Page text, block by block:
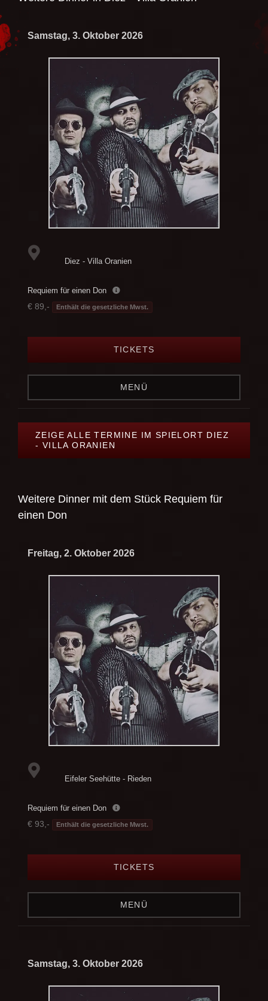
Samstag, 3. Oktober 2026
Diez - Villa Oranien
Requiem für einen Don
€ 89,- Enthält die gesetzliche Mwst.
TICKETS
MENÜ
ZEIGE ALLE TERMINE IM SPIELORT DIEZ
- VILLA ORANIEN
Weitere Dinner mit dem Stück Requiem für
einen Don
Freitag, 2. Oktober 2026
Eifeler Seehütte - Rieden
Requiem für einen Don
€ 93,- Enthält die gesetzliche Mwst.
TICKETS
MENÜ
Samstag, 3. Oktober 2026